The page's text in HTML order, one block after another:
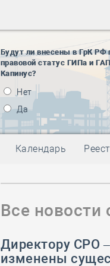
Будут ли внесены в ГрК
правовой статус ГИПа и
Капинус?
Нет
Да
Календарь
Все новости
Директору СРО
изменены